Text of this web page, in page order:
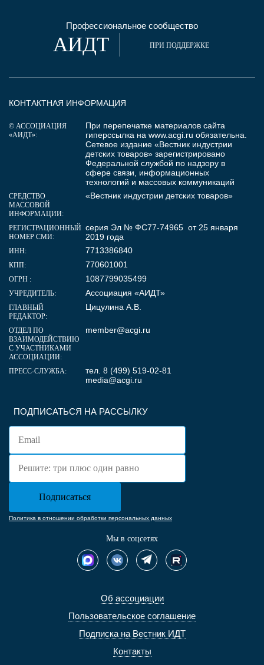
Профессиональное сообщество
АИДТ ПРИ ПОДДЕРЖКЕ
Об ассоциации
Пользовательское соглашение
Подписка на Вестник ИДТ
Контакты
ПОДПИСАТЬСЯ НА РАССЫЛКУ
Политика в отношении обработки персональных данных
Мы в соцсетях
КОНТАКТНАЯ ИНФОРМАЦИЯ
© АССОЦИАЦИЯ
«АИДТ»:
При перепечатке материалов сайта
гиперссылка на www.acgi.ru обязательна.
Сетевое издание «Вестник индустрии
детских товаров» зарегистрировано
Федеральной службой по надзору в
сфере связи, информационных
технологий и массовых коммуникаций
СРЕДСТВО
МАССОВОЙ
ИНФОРМАЦИИ:
«Вестник индустрии детских товаров»
РЕГИСТРАЦИОННЫЙ
НОМЕР СМИ:
серия Эл № ФС77-74965 от 25 января
2019 года
ИНН: 7713386840
КПП: 770601001
ОГРН : 1087799035499
УЧРЕДИТЕЛЬ: Ассоциация «АИДТ»
ГЛАВНЫЙ
РЕДАКТОР:
Цицулина А.В.
ОТДЕЛ ПО
ВЗАИМОДЕЙСТВИЮ
С УЧАСТНИКАМИ
АССОЦИАЦИИ:
member@acgi.ru
ПРЕСС-СЛУЖБА:
тел. 8 (499) 519-02-81
media@acgi.ru